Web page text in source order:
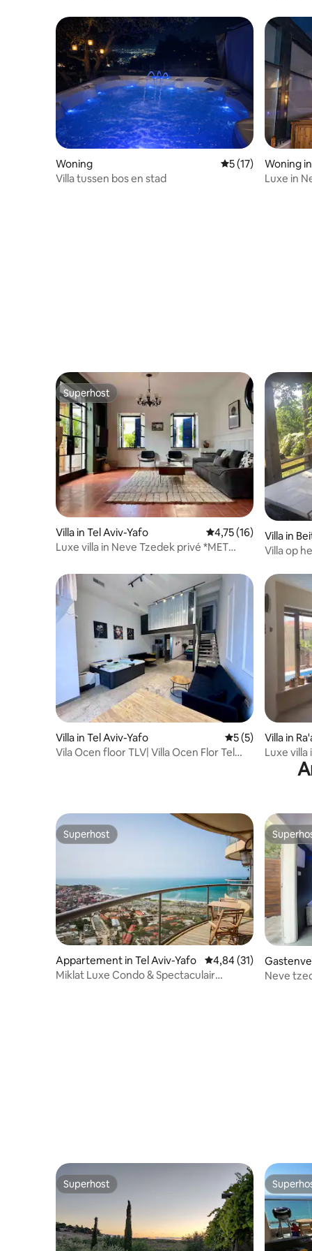
Woning Gemiddelde
5 (17)
Villa tussen bos en stad
Woning
Luxe in
Superhost
Superhost
Villa in Tel Aviv-Yafo Gemiddelde
4,75 (16)
Luxe villa in Neve Tzedek privé *MET
Villa in
Villa op
Villa in Tel Aviv-Yafo Gemiddelde
5 (5)
Vila Ocen floor TLV| Villa Ocen Flor Tel
Villa in
Luxe villa in Raanana, 4 suites en
zwembad
Superhost
Superhost
Appartement in Tel Aviv-Yafo Gemiddelde
4,84 (31)
Miklat Luxe Condo & Spectaculair
o
Neve
Superhost
Superhost